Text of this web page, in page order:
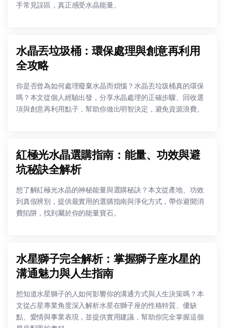
手常見誤區，真正感受水晶能量。
水晶丟垃圾桶：環保處理與創意再利用
全攻略
你是否曾為如何處理廢棄水晶而煩惱？水晶丟垃圾桶真的環保
嗎？本文從個人經驗出發，分享水晶處理的正確步驟、回收選
項與創意再利用點子，幫助你做出明智決定，避免資源浪費。
紅極光水晶選購指南：能量、功效與避
坑秘訣全解析
想了解紅極光水晶的神秘能量與選購秘訣？本文從產地、功效
到真假辨別，提供最實用的選購指南與淨化方式，帶你避開消
費陷阱，找到屬於你的能量寶石。
水星獅子完全解析：掌握獅子座水星的
溝通魅力與人生指南
想知道水星獅子的人如何影響你的溝通方式與人生決策嗎？本
文從占星專業角度深入解析水星在獅子座的性格特質、優缺
點、愛情與事業表現，並提供實用建議，幫助你完全掌握這個